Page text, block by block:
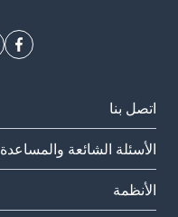
اتصل بنا
الأسئلة الشائعة والمساعدة
الأنظمة